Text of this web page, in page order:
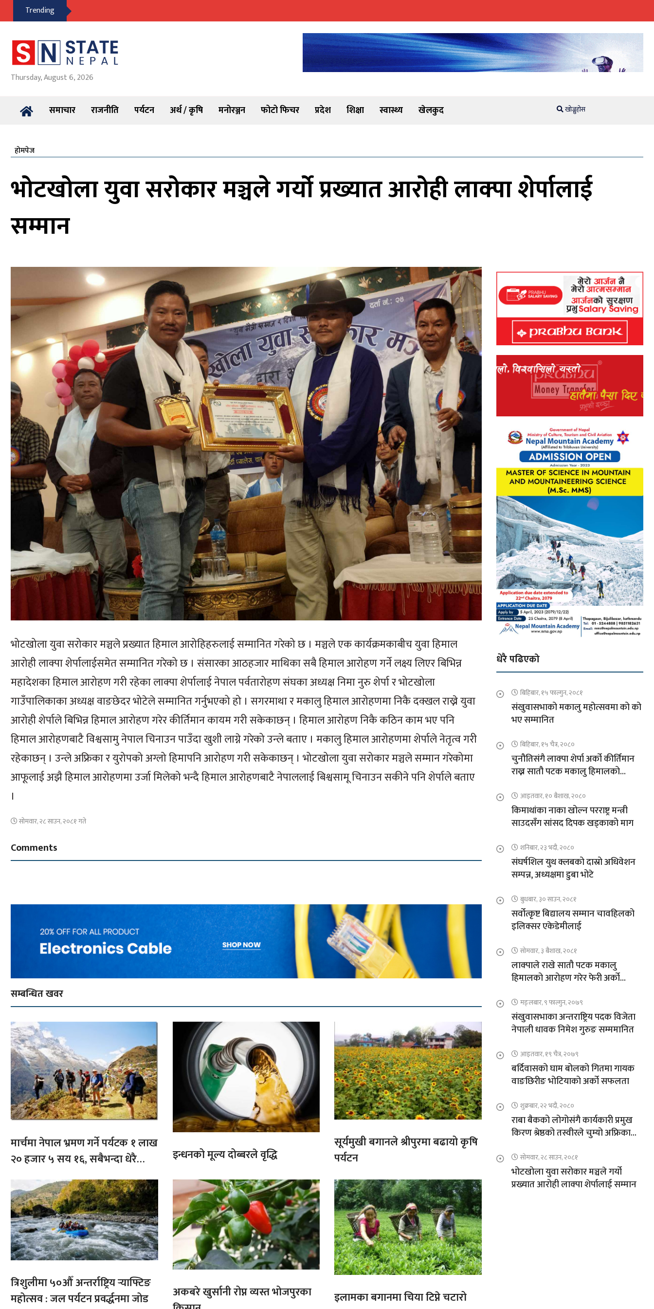
Trending
Thursday, August 6, 2026
समाचार राजनीति पर्यटन अर्थ / कृषि मनोरञ्जन फोटो फिचर प्रदेश शिक्षा स्वास्थ्य खेलकुद खोज्नुहोस
होमपेज
भोटखोला युवा सरोकार मञ्चले गर्यो प्रख्यात आरोही लाक्पा शेर्पालाई
सम्मान
भोटखोला युवा सरोकार मञ्चले प्रख्यात हिमाल आरोहिहरुलाई सम्मानित गरेको छ । मञ्चले एक कार्यक्रमकाबीच युवा हिमाल
आरोही लाक्पा शेर्पालाईसमेत सम्मानित गरेको छ । संसारका आठहजार माथिका सबै हिमाल आरोहण गर्ने लक्ष्य लिएर बिभिन्न
महादेशका हिमाल आरोहण गरी रहेका लाक्पा शेर्पालाई नेपाल पर्वतारोहण संघका अध्यक्ष निमा नुरु शेर्पा र भोटखोला
गाउँपालिकाका अध्यक्ष वाङछेदर भोटेले सम्मानित गर्नुभएको हो । सगरमाथा र मकालु हिमाल आरोहणमा निकै दक्खल राख्ने युवा
आरोही शेर्पाले बिभिन्न हिमाल आरोहण गरेर कीर्तिमान कायम गरी सकेकाछन् । हिमाल आरोहण निकै कठिन काम भए पनि
हिमाल आरोहणबाटै विश्वसामु नेपाल चिनाउन पाउँदा खुशी लाग्ने गरेको उन्ले बताए । मकालु हिमाल आरोहणमा शेर्पाले नेतृत्व गरी
रहेकाछन् । उन्ले अफ्रिका र युरोपको अग्लो हिमापनि आरोहण गरी सकेकाछन् । भोटखोला युवा सरोकार मञ्चले सम्मान गरेकोमा
आफूलाई अझै हिमाल आरोहणमा उर्जा मिलेको भन्दै हिमाल आरोहणबाटै नेपाललाई बिश्वसामू चिनाउन सकीने पनि शेर्पाले बताए
।
सोमवार, २८ साउन, २०८१ गते
Comments
सम्बन्धित खवर
मार्चमा नेपाल भ्रमण गर्ने पर्यटक १ लाख
२० हजार ५ सय १६, सबैभन्दा धेरै
भारतबाट
इन्धनको मूल्य दोब्बरले वृद्धि
सूर्यमुखी बगानले श्रीपुरमा बढायो कृषि
पर्यटन
त्रिशुलीमा ५०औँ अन्तर्राष्ट्रिय र्‍याफ्टिङ
महोत्सव : जल पर्यटन प्रवर्द्धनमा जोड
अकबरे खुर्सानी रोप्न व्यस्त भोजपुरका
इलामका बगानमा चिया टिप्ने चटारो
धेरै पढिएको
बिहिबार, १५ फाल्गुन, २०८१
संखुवासभाको मकालु महोत्सवमा को को
भए सम्मानित
बिहिबार, १५ चैत्र, २०८०
चुनौतिसंगै लाक्पा शेर्पा अर्को कीर्तिमान
राख्न सातौ पटक मकालु हिमालको
आइतवार, १० बैशाख, २०८०
किमाथांका नाका खोल्न परराष्ट्र मन्त्री
साउदसँग सांसद दिपक खड्काको माग
शनिबार, २३ भदौ, २०८०
संघर्षशिल युथ क्लबको दास्रो अधिवेशन
सम्पन्न, अध्यक्षमा डुबा भोटे
बुधबार, ३० साउन, २०८१
सर्वोत्कृष्ट बिद्यालय सम्मान चावहिलको
इलिक्सर एकेडेमीलाई
सोमवार, ३ बैशाख, २०८१
लाक्पाले राखे सातौ पटक मकालु
हिमालको आरोहण गरेर फेरी अर्को
मङ्लबार, ९ फाल्गुन, २०७९
संखुवासभाका अन्तराष्ट्रिय पदक विजेता
नेपाली धावक निमेश गुरुङ सम्ममानित
आइतवार, १९ चैत्र, २०७९
बर्दिवासको घाम बोलको गितमा गायक
वाङछिरीङ भोटियाको अर्को सफलता
शुक्रबार, २२ भदौ, २०८०
राबा बैकको लोगोसंगै कार्यकारी प्रमुख
किरण श्रेष्ठको तस्वीरले चुम्यो अफ्रिकाको
सोमवार, २८ साउन, २०८१
भोटखोला युवा सरोकार मञ्चले गर्यो
प्रख्यात आरोही लाक्पा शेर्पालाई सम्मान